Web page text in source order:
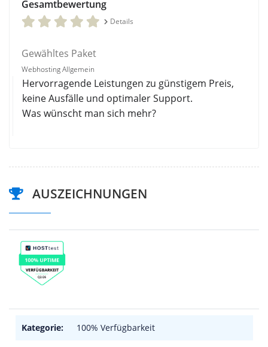
Gesamtbewertung
Details
Gewähltes Paket
Webhosting Allgemein
Hervorragende Leistungen zu günstigem Preis,
keine Ausfälle und optimaler Support.
Was wünscht man sich mehr?
AUSZEICHNUNGEN
Kategorie: 100% Verfügbarkeit